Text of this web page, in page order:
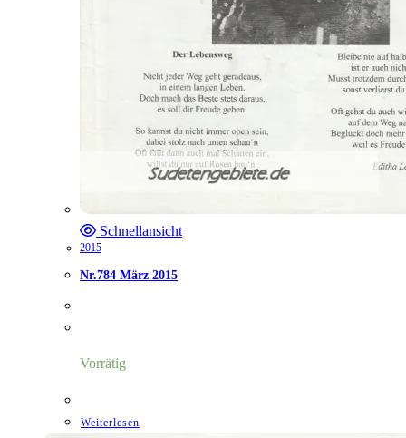
Schnellansicht
2015
Nr.784 März 2015
Vorrätig
Weiterlesen